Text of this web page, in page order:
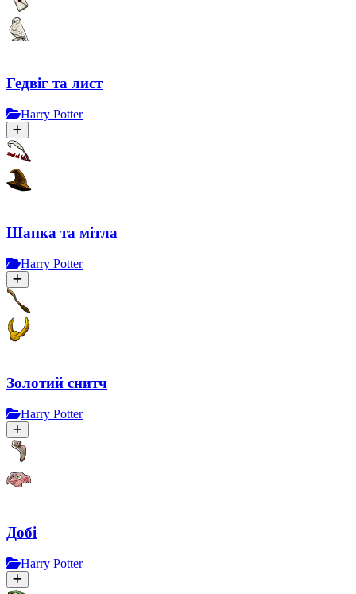
Гедвіг та лист
Harry Potter
Шапка та мітла
Harry Potter
Золотий снитч
Harry Potter
Добі
Harry Potter